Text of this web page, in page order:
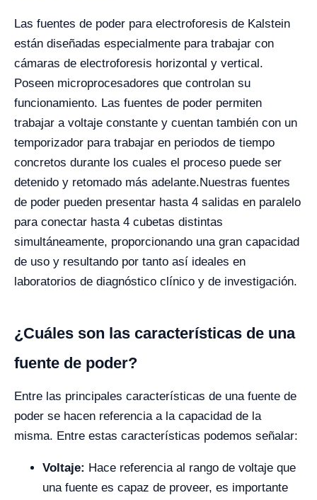
Las fuentes de poder para electroforesis de Kalstein
están diseñadas especialmente para trabajar con
cámaras de electroforesis horizontal y vertical.
Poseen microprocesadores que controlan su
funcionamiento. Las fuentes de poder permiten
trabajar a voltaje constante y cuentan también con un
temporizador para trabajar en periodos de tiempo
concretos durante los cuales el proceso puede ser
detenido y retomado más adelante.Nuestras fuentes
de poder pueden presentar hasta 4 salidas en paralelo
para conectar hasta 4 cubetas distintas
simultáneamente, proporcionando una gran capacidad
de uso y resultando por tanto así ideales en
laboratorios de diagnóstico clínico y de investigación.
¿Cuáles son las características de una
fuente de poder?
Entre las principales características de una fuente de
poder se hacen referencia a la capacidad de la
misma. Entre estas características podemos señalar:
Voltaje: Hace referencia al rango de voltaje que
una fuente es capaz de proveer, es importante